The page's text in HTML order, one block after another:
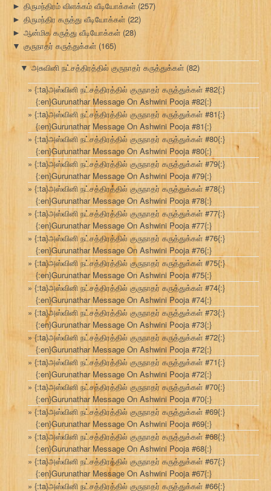
► திருமந்திரம் விளக்கம் வீடியோக்கள் (257)
► திருமந்திர கருத்து வீடியோக்கள் (22)
► ஆன்மிக கருத்து வீடியோக்கள் (28)
▼ குருநாதர் கருத்துக்கள் (165)
▼ அசுவினி நட்சத்திரத்தில் குருநாதர் கருத்துக்கள் (82)
{:ta}அஸ்வினி நட்சத்திரத்தில் குருநாதர் கருத்துக்கள் #82{:}
{:en}Gurunathar Message On Ashwini Pooja #82{:}
{:ta}அஸ்வினி நட்சத்திரத்தில் குருநாதர் கருத்துக்கள் #81{:}
{:en}Gurunathar Message On Ashwini Pooja #81{:}
{:ta}அஸ்வினி நட்சத்திரத்தில் குருநாதர் கருத்துக்கள் #80{:}
{:en}Gurunathar Message On Ashwini Pooja #80{:}
{:ta}அஸ்வினி நட்சத்திரத்தில் குருநாதர் கருத்துக்கள் #79{:}
{:en}Gurunathar Message On Ashwini Pooja #79{:}
{:ta}அஸ்வினி நட்சத்திரத்தில் குருநாதர் கருத்துக்கள் #78{:}
{:en}Gurunathar Message On Ashwini Pooja #78{:}
{:ta}அஸ்வினி நட்சத்திரத்தில் குருநாதர் கருத்துக்கள் #77{:}
{:en}Gurunathar Message On Ashwini Pooja #77{:}
{:ta}அஸ்வினி நட்சத்திரத்தில் குருநாதர் கருத்துக்கள் #76{:}
{:en}Gurunathar Message On Ashwini Pooja #76{:}
{:ta}அஸ்வினி நட்சத்திரத்தில் குருநாதர் கருத்துக்கள் #75{:}
{:en}Gurunathar Message On Ashwini Pooja #75{:}
{:ta}அஸ்வினி நட்சத்திரத்தில் குருநாதர் கருத்துக்கள் #74{:}
{:en}Gurunathar Message On Ashwini Pooja #74{:}
{:ta}அஸ்வினி நட்சத்திரத்தில் குருநாதர் கருத்துக்கள் #73{:}
{:en}Gurunathar Message On Ashwini Pooja #73{:}
{:ta}அஸ்வினி நட்சத்திரத்தில் குருநாதர் கருத்துக்கள் #72{:}
{:en}Gurunathar Message On Ashwini Pooja #72{:}
{:ta}அஸ்வினி நட்சத்திரத்தில் குருநாதர் கருத்துக்கள் #71{:}
{:en}Gurunathar Message On Ashwini Pooja #72{:}
{:ta}அஸ்வினி நட்சத்திரத்தில் குருநாதர் கருத்துக்கள் #70{:}
{:en}Gurunathar Message On Ashwini Pooja #70{:}
{:ta}அஸ்வினி நட்சத்திரத்தில் குருநாதர் கருத்துக்கள் #69{:}
{:en}Gurunathar Message On Ashwini Pooja #69{:}
{:ta}அஸ்வினி நட்சத்திரத்தில் குருநாதர் கருத்துக்கள் #68{:}
{:en}Gurunathar Message On Ashwini Pooja #68{:}
{:ta}அஸ்வினி நட்சத்திரத்தில் குருநாதர் கருத்துக்கள் #67{:}
{:en}Gurunathar Message On Ashwini Pooja #67{:}
{:ta}அஸ்வினி நட்சத்திரத்தில் குருநாதர் கருத்துக்கள் #66{:}